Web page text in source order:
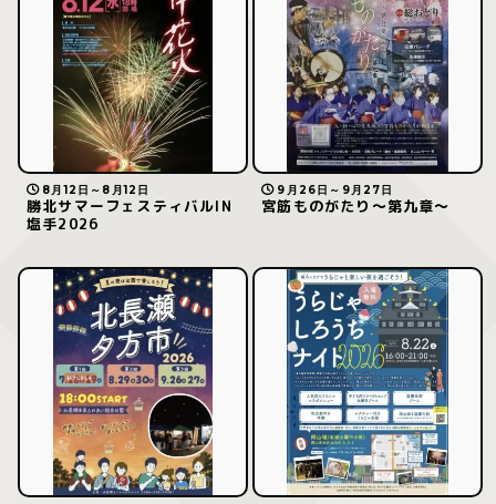
8月12日～8月12日
勝北サマーフェスティバルIN
塩手2026
9月26日～9月27日
宮筋ものがたり〜第九章〜